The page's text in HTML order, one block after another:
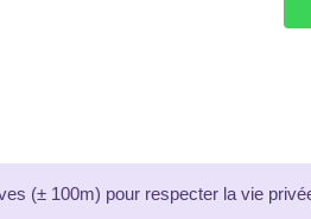
(± 100m) pour respecter la vie